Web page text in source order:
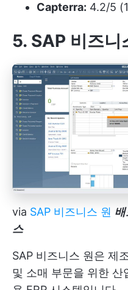
Capterra: 4.2/5
5. SAP 비즈니
via SAP 비즈니스 원
스
SAP 비즈니스 원은 제
및 소매 부문을 위한 산